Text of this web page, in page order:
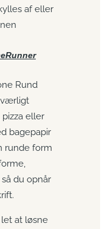
af eller
Rund
pizza eller
bagepapir
runde form
du opnår
at løsne